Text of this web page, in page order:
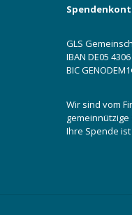
GLS
IBAN DE05
BIC
Wir sind vom
Ihre Spende